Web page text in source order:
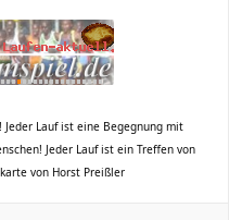
Jeder Lauf ist eine Begegnung mit
Jeder Lauf ist ein Treffen von
von Horst Preißler